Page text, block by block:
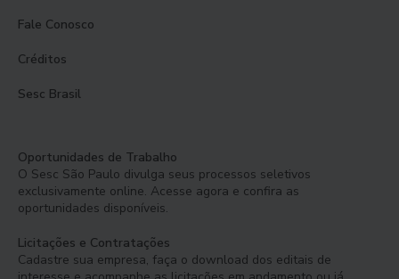
Fale Conosco
Créditos
Sesc Brasil
Oportunidades de Trabalho
O Sesc São Paulo divulga seus processos seletivos
exclusivamente online. Acesse agora e confira as
oportunidades disponíveis.
Licitações e Contratações
Cadastre sua empresa, faça o download dos editais de